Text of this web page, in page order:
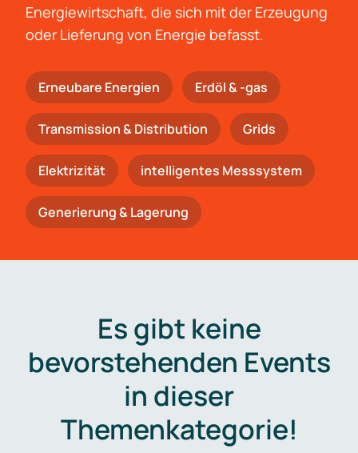
Energiewirtschaft, die sich mit der Erzeugung
oder Lieferung von Energie befasst.
Erneubare Energien Erdöl & -gas
Trans­mis­si­on & Distribution Grids
Elektrizität intelligentes Messsystem
Generierung & Lagerung
Es gibt keine
bevorstehenden Events
in dieser
Themenkategorie!